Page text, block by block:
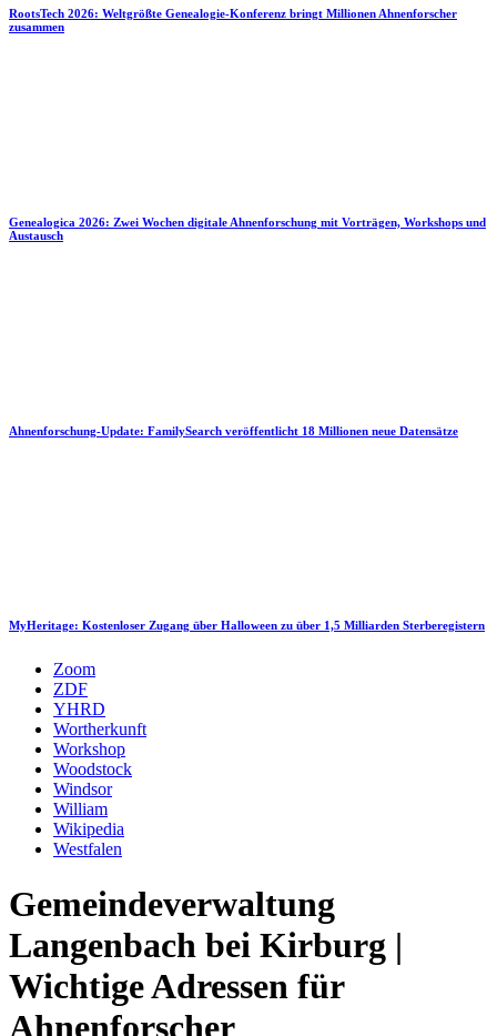
RootsTech 2026: Weltgrößte Genealogie-Konferenz bringt Millionen Ahnenforscher
zusammen
Genealogica 2026: Zwei Wochen digitale Ahnenforschung mit Vorträgen, Workshops und
Austausch
Ahnenforschung-Update: FamilySearch veröffentlicht 18 Millionen neue Datensätze
MyHeritage: Kostenloser Zugang über Halloween zu über 1,5 Milliarden Sterberegistern
Zoom
ZDF
YHRD
Wortherkunft
Workshop
Woodstock
Windsor
William
Wikipedia
Westfalen
Gemeindeverwaltung
Langenbach bei Kirburg |
Wichtige Adressen für
Ahnenforscher